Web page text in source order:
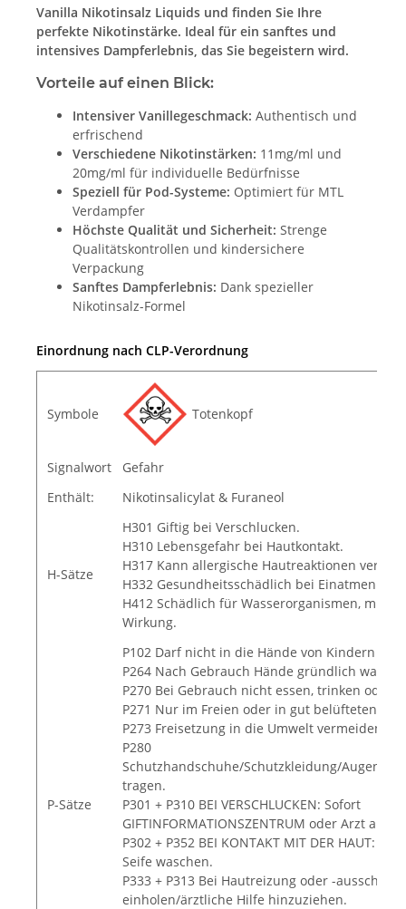
Vanilla Nikotinsalz Liquids und finden Sie Ihre
perfekte Nikotinstärke. Ideal für ein sanftes und
intensives Dampferlebnis, das Sie begeistern wird.
Vorteile auf einen Blick:
Intensiver Vanillegeschmack: Authentisch und
erfrischend
Verschiedene Nikotinstärken: 11mg/ml und
20mg/ml für individuelle Bedürfnisse
Speziell für Pod-Systeme: Optimiert für MTL
Verdampfer
Höchste Qualität und Sicherheit: Strenge
Qualitätskontrollen und kindersichere
Verpackung
Sanftes Dampferlebnis: Dank spezieller
Nikotinsalz-Formel
Einordnung nach CLP-Verordnung
Symbole Totenkopf
Signalwort
Gefahr
Enthält:
Nikotinsalicylat & Furaneol
H-Sätze
H301 Giftig bei Verschlucken.
H310 Lebensgefahr bei Hautkontakt.
H317 Kann allergische Hautreaktionen
H332 Gesundheitsschädlich bei Einatmen.
H412 Schädlich für Wasserorganismen, mit
Wirkung.
P-Sätze
P102 Darf nicht in die Hände von Kindern
P264 Nach Gebrauch Hände gründlich
P270 Bei Gebrauch nicht essen, trinken oder
P271 Nur im Freien oder in gut belüfteten
P273 Freisetzung in die Umwelt vermeiden.
P280
Schutzhandschuhe/Schutzkleidung/
tragen.
P301 + P310 BEI VERSCHLUCKEN: Sofort
GIFTINFORMATIONSZENTRUM oder Arzt
P302 + P352 BEI KONTAKT MIT DER HAUT:
Seife waschen.
P333 + P313 Bei Hautreizung oder -
einholen/ärztliche Hilfe hinzuziehen.